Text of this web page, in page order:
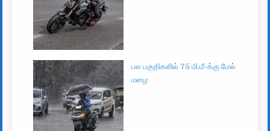
பல பகுதிகளில் 75 மி.மீ-க்கு மேல்
மழை